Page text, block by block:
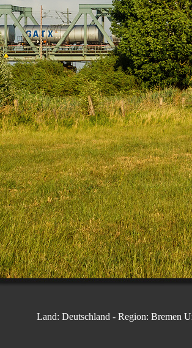
Land: Deutschland - Region: Bremen